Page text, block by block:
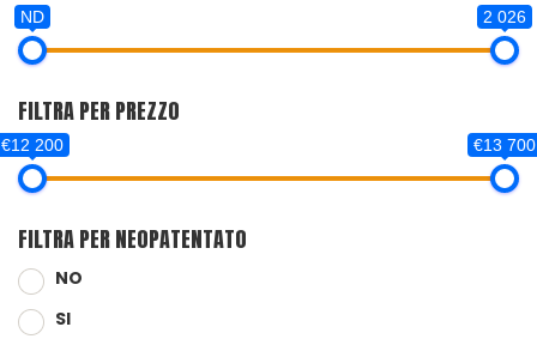
ND 2 026
FILTRA PER PREZZO
€12 200 €13 700
FILTRA PER NEOPATENTATO
NO
SI